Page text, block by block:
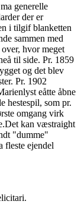
generelle
der er
i tilgif blanketten
sammen med
hvor meget
til side. Pr. 1859
og det blev
Pr. 1902
eåtte åbne
hestespil, som pr.
omgang virk
kan væstraight
"dumme"
fleste ejendel